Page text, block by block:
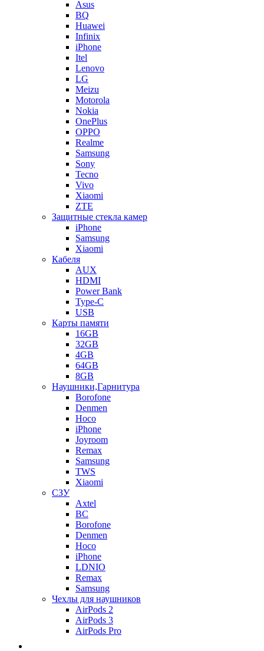
Asus
BQ
Huawei
Infinix
iPhone
Itel
Lenovo
LG
Meizu
Motorola
Nokia
OnePlus
OPPO
Realme
Samsung
Sony
Tecno
Vivo
Xiaomi
ZTE
Защитные стекла камер
iPhone
Samsung
Xiaomi
Кабеля
AUX
HDMI
Power Bank
Type-C
USB
Карты памяти
16GB
32GB
4GB
64GB
8GB
Наушники,Гарнитура
Borofone
Denmen
Hoco
iPhone
Joyroom
Remax
Samsung
TWS
Xiaomi
СЗУ
Axtel
BC
Borofone
Denmen
Hoco
iPhone
LDNIO
Remax
Samsung
Чехлы для наушников
AirPods 2
AirPods 3
AirPods Pro